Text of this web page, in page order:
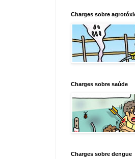
Charges sobre
Charges sobre saúde
Charges sobre dengue